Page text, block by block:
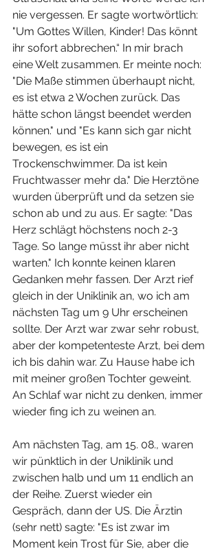
nie vergessen. Er sagte wortwörtlich:
"Um Gottes Willen, Kinder! Das könnt
ihr sofort abbrechen.“ In mir brach
eine Welt zusammen. Er meinte noch:
"Die Maße stimmen überhaupt nicht,
es ist etwa 2 Wochen zurück. Das
hätte schon längst beendet werden
können." und "Es kann sich gar nicht
bewegen, es ist ein
Trockenschwimmer. Da ist kein
Fruchtwasser mehr da." Die Herztöne
wurden überprüft und da setzen sie
schon ab und zu aus. Er sagte: "Das
Herz schlägt höchstens noch 2-3
Tage. So lange müsst ihr aber nicht
warten." Ich konnte keinen klaren
Gedanken mehr fassen. Der Arzt rief
gleich in der Uniklinik an, wo ich am
nächsten Tag um 9 Uhr erscheinen
sollte. Der Arzt war zwar sehr robust,
aber der kompetenteste Arzt, bei dem
ich bis dahin war. Zu Hause habe ich
mit meiner großen Tochter geweint.
An Schlaf war nicht zu denken, immer
wieder fing ich zu weinen an.
Am nächsten Tag, am 15. 08., waren
wir pünktlich in der Uniklinik und
zwischen halb und um 11 endlich an
der Reihe. Zuerst wieder ein
Gespräch, dann der US. Die Ärztin
(sehr nett) sagte: "Es ist zwar im
Moment kein Trost für Sie, aber die